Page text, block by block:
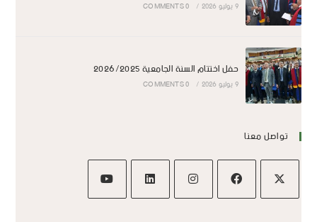
9 يوليو 2026 /
0 COMMENTS
حفل اختتام السنة الجامعية 2026/2025
9 يوليو 2026 /
0 COMMENTS
تواصل معنا